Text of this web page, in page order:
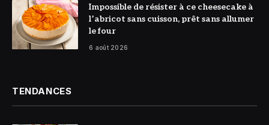
© DR
Impossible de résister à ce cheesecake à
l’abricot sans cuisson, prêt sans allumer
le four
6 août 2026
TENDANCES